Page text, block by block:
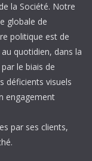
la Société. Notre
globale de
politique est de
quotidien, dans la
le biais de
déficients visuels
engagement
par ses clients,